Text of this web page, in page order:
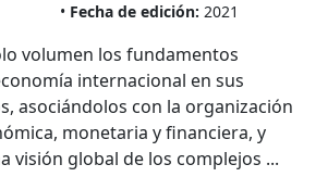
Fecha de edición: 2021
volumen los fundamentos
internacional en sus
asociándolos con la organización
monetaria y financiera, y
visión global de los complejos ...